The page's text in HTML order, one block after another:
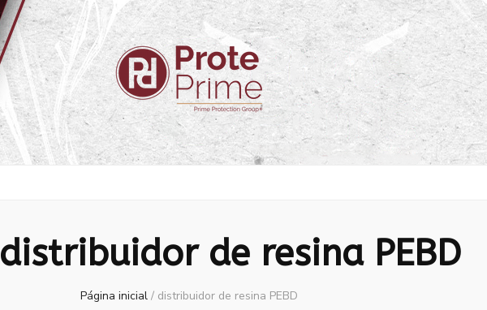
distribuidor de resina PEBD
Página inicial / distribuidor de resina PEBD